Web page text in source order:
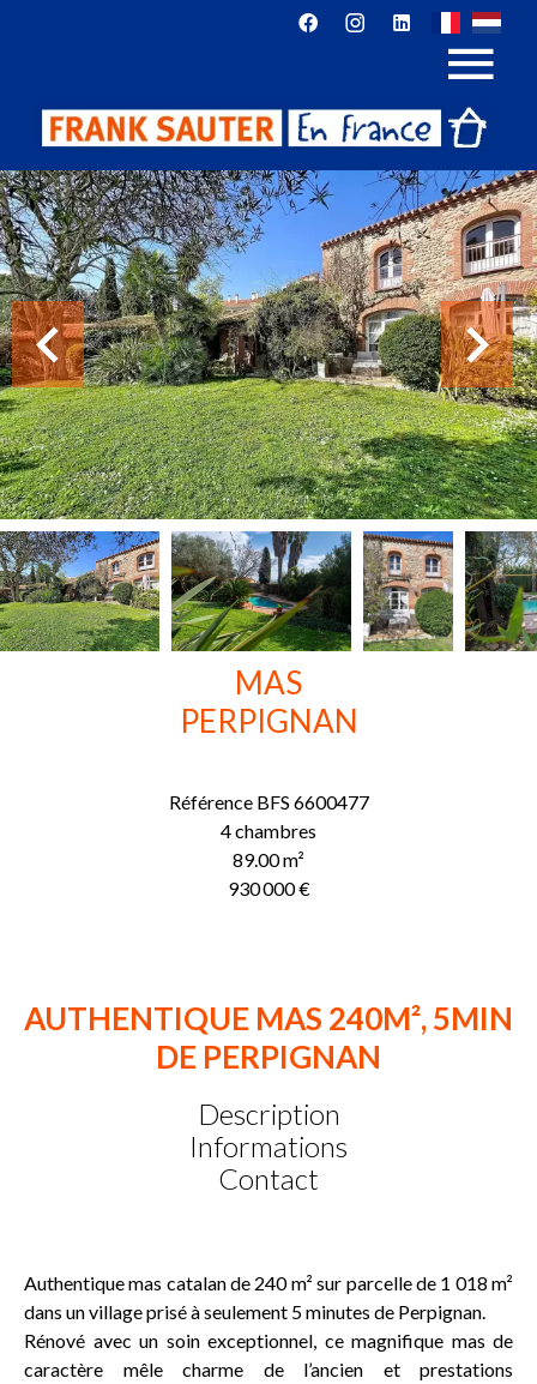
MAS
PERPIGNAN
RéférenceBFS 6600477
4 chambres
89.00m²
930 000 €
AUTHENTIQUE MAS 240M², 5MIN
DE PERPIGNAN
Description
Informations
Contact
Authentique mas catalan de 240 m² sur parcelle de 1 018 m²
dans un village prisé à seulement 5 minutes de Perpignan.
Rénové avec un soin exceptionnel, ce magnifique mas de
caractère mêle charme de l’ancien et prestations